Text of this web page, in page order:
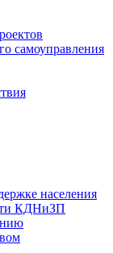
самоуправления
населения
КДНиЗП